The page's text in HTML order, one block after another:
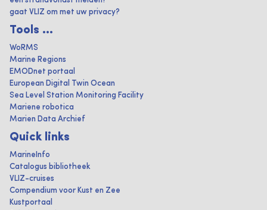
gaat VLIZ om met uw privacy?
Tools ...
WoRMS
Marine Regions
EMODnet portaal
European Digital Twin Ocean
Sea Level Station Monitoring Facility
Mariene robotica
Marien Data Archief
Quick links
MarineInfo
Catalogus bibliotheek
VLIZ-cruises
Compendium voor Kust en Zee
Kustportaal